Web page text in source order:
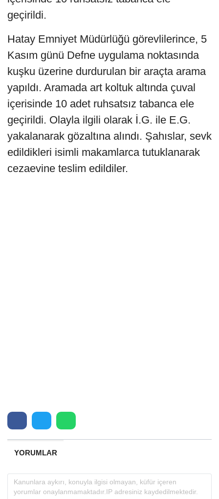
geçirildi.
Hatay Emniyet Müdürlüğü görevlilerince, 5
Kasım günü Defne uygulama noktasında
kuşku üzerine durdurulan bir araçta arama
yapıldı. Aramada art koltuk altında çuval
içerisinde 10 adet ruhsatsız tabanca ele
geçirildi. Olayla ilgili olarak İ.G. ile E.G.
yakalanarak gözaltına alındı. Şahıslar, sevk
edildikleri isimli makamlarca tutuklanarak
cezaevine teslim edildiler.
YORUMLAR